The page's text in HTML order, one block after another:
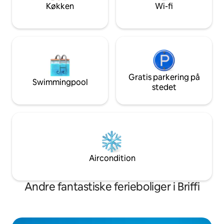
solnedgang kan fås på anmodning,
parkeringspladser. Ekstra
fås på anmodning.
Køkken Wi-fi
Swimmingpool
Gratis parkering på
stedet
Aircondition
Andre fantastiske ferieboliger i Briffi